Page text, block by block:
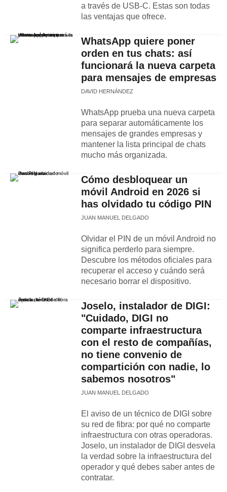
a través de USB-C. Estas son todas
las ventajas que ofrece.
WhatsApp quiere poner
orden en tus chats: así
funcionará la nueva carpeta
para mensajes de empresas
DAVID HERNÁNDEZ
WhatsApp prueba una nueva carpeta
para separar automáticamente los
mensajes de grandes empresas y
mantener la lista principal de chats
mucho más organizada.
Cómo desbloquear un
móvil Android en 2026 si
has olvidado tu código PIN
JUAN MANUEL DELGADO
Olvidar el PIN de un móvil Android no
significa perderlo para siempre.
Descubre los métodos oficiales para
recuperar el acceso y cuándo será
necesario borrar el dispositivo.
Joselo, instalador de DIGI:
"Cuidado, DIGI no
comparte infraestructura
con el resto de compañías,
no tiene convenio de
compartición con nadie, lo
sabemos nosotros"
JUAN MANUEL DELGADO
El aviso de un técnico de DIGI sobre
su red de fibra: por qué no comparte
infraestructura con otras operadoras.
Joselo, un instalador de DIGI desvela
la verdad sobre la infraestructura del
operador y qué debes saber antes de
contratar.